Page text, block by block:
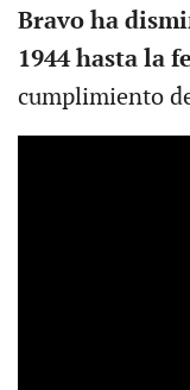
Bravo ha
1944 hasta la
cumplimiento